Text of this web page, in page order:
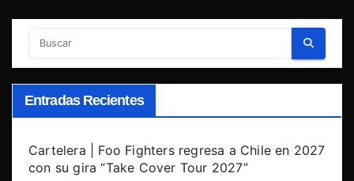
Entradas Recientes
Cartelera | Foo Fighters regresa a Chile en 2027
con su gira “Take Cover Tour 2027”